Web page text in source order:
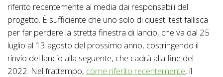
riferito recentemente ai media dai responsabili del
progetto. È sufficiente che uno solo di questi test fallisca
per far perdere la stretta finestra di lancio, che va dal 25
luglio al 13 agosto del prossimo anno, costringendo il
rinvio del lancio alla seguente, che cadrà alla fine del
2022. Nel frattempo, come riferito recentemente, il